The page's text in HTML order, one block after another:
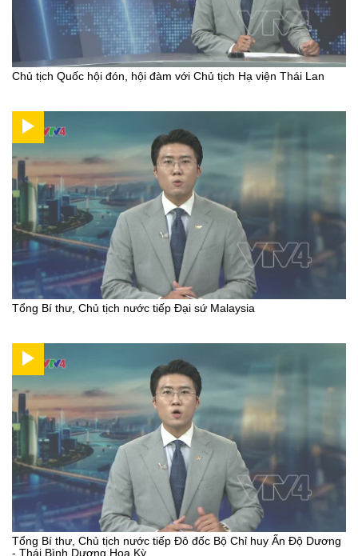
Chủ tịch Quốc hội đón, hội đàm với Chủ tịch Hạ viện Thái Lan
Tổng Bí thư, Chủ tịch nước tiếp Đại sứ Malaysia
Tổng Bí thư, Chủ tịch nước tiếp Đô đốc Bộ Chỉ huy Ấn Độ Dương
- Thái Bình Dương Hoa Kỳ